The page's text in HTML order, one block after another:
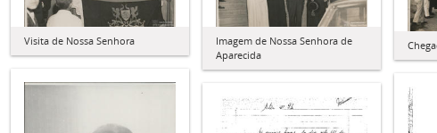
Visita de Nossa Senhora
Imagem de Nossa Senhora de
Aparecida